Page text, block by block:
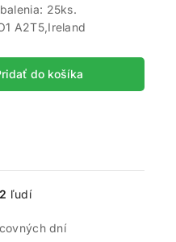
25ks.
A2T5,Ireland
do košíka
ľudí
dní